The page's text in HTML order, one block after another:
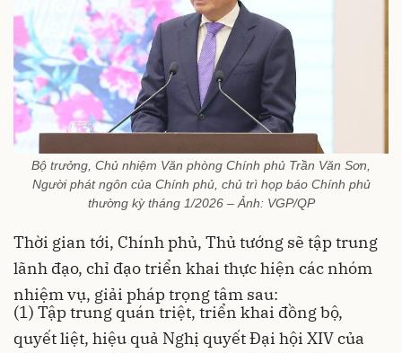
Bộ trưởng, Chủ nhiệm Văn phòng Chính phủ Trần Văn Sơn,
Người phát ngôn của Chính phủ, chủ trì họp báo Chính phủ
thường kỳ tháng 1/2026 – Ảnh: VGP/QP
Thời gian tới, Chính phủ, Thủ tướng sẽ tập trung
lãnh đạo, chỉ đạo triển khai thực hiện các nhóm
nhiệm vụ, giải pháp trọng tâm sau:
(1) Tập trung quán triệt, triển khai đồng bộ,
quyết liệt, hiệu quả Nghị quyết Đại hội XIV của